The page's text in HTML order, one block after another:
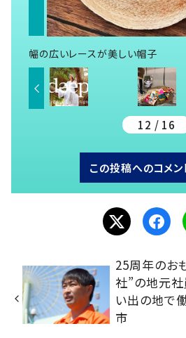
幅の広いレースが美しい帽子
12 / 16
この投稿へのコメン
25周年のお
社”の地元
い出の地で
市